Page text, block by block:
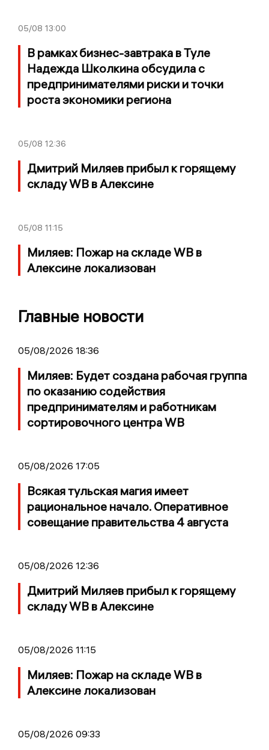
05/08 13:00
В рамках бизнес-завтрака в Туле
Надежда Школкина обсудила с
предпринимателями риски и точки
роста экономики региона
05/08 12:36
Дмитрий Миляев прибыл к горящему
складу WB в Алексине
05/08 11:15
Миляев: Пожар на складе WB в
Алексине локализован
Главные новости
05/08/2026 18:36
Миляев: Будет создана рабочая группа
по оказанию содействия
предпринимателям и работникам
сортировочного центра WB
05/08/2026 17:05
Всякая тульская магия имеет
рациональное начало. Оперативное
совещание правительства 4 августа
05/08/2026 12:36
Дмитрий Миляев прибыл к горящему
складу WB в Алексине
05/08/2026 11:15
Миляев: Пожар на складе WB в
Алексине локализован
05/08/2026 09:33